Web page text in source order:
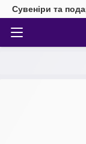
Сувеніри та